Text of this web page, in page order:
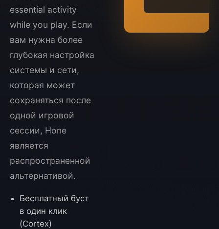
essential activity
while you play. Если
вам нужна более
глубокая настройка
системы и сети,
которая может
сохраняться после
одной игровой
сессии, Hone
является
распространенной
альтернативой.
Бесплатный буст
в один клик
(Cortex)